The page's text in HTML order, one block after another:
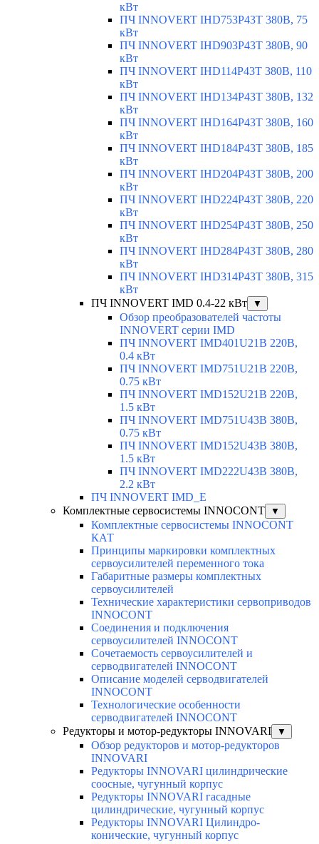
кВт
ПЧ INNOVERT IHD753P43T 380В, 75
кВт
ПЧ INNOVERT IHD903P43T 380В, 90
кВт
ПЧ INNOVERT IHD114P43T 380В, 110
кВт
ПЧ INNOVERT IHD134P43T 380В, 132
кВт
ПЧ INNOVERT IHD164P43T 380В, 160
кВт
ПЧ INNOVERT IHD184P43T 380В, 185
кВт
ПЧ INNOVERT IHD204P43T 380В, 200
кВт
ПЧ INNOVERT IHD224P43T 380В, 220
кВт
ПЧ INNOVERT IHD254P43T 380В, 250
кВт
ПЧ INNOVERT IHD284P43T 380В, 280
кВт
ПЧ INNOVERT IHD314P43T 380В, 315
кВт
ПЧ INNOVERT IMD 0.4-22 кВт
▼
Обзор преобразователей частоты
INNOVERT серии IMD
ПЧ INNOVERT IMD401U21B 220В,
0.4 кВт
ПЧ INNOVERT IMD751U21B 220В,
0.75 кВт
ПЧ INNOVERT IMD152U21B 220В,
1.5 кВт
ПЧ INNOVERT IMD751U43B 380В,
0.75 кВт
ПЧ INNOVERT IMD152U43B 380В,
1.5 кВт
ПЧ INNOVERT IMD222U43B 380В,
2.2 кВт
ПЧ INNOVERT IMD_E
Комплектные сервосистемы INNOCONT
▼
Комплектные сервосистемы INNOCONT
КАТ
Принципы маркировки комплектных
сервоусилителей переменного тока
Габаритные размеры комплектных
сервоусилителей
Технические характеристики сервоприводов
INNOCONT
Соединения и подключения
сервоусилителей INNOCONT
Сочетаемость сервоусилителей и
серводвигателей INNOCONT
Описание моделей серводвигателей
INNOCONT
Технологические особенности
серводвигателей INNOCONT
Редукторы и мотор-редукторы INNOVARI
▼
Обзор редукторов и мотор-редукторов
INNOVARI
Редукторы INNOVARI цилиндрические
соосные, чугунный корпус
Редукторы INNOVARI гасадные
цилиндрические, чугунный корпус
Редукторы INNOVARI Цилиндро-
конические, чугунный корпус